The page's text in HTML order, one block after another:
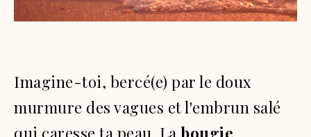
Imagine-toi, bercé(e) par le doux
murmure des vagues et l'embrun salé
qui caresse ta peau. La bougie